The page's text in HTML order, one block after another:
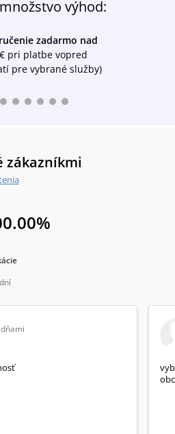
spolupracoval s Ulrike
na metodu Montessori.
výhod:
zadarmo nad
pri platbe vopred
pre vybrané služby)
zákazníkmi
%